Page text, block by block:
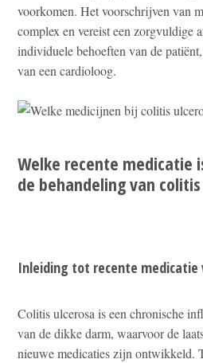
voorkomen. Het voorschrijven van
complex en vereist een zorgvuldige
individuele behoeften van de
van een cardioloog.
Welke recente medicatie
de behandeling van
Inleiding tot recente medicatie
Colitis ulcerosa is een chronische
van de dikke darm, waarvoor de
nieuwe medicaties zijn ontwikkeld.